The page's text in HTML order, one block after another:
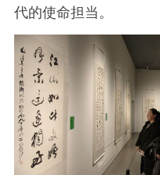
代的使命担当。